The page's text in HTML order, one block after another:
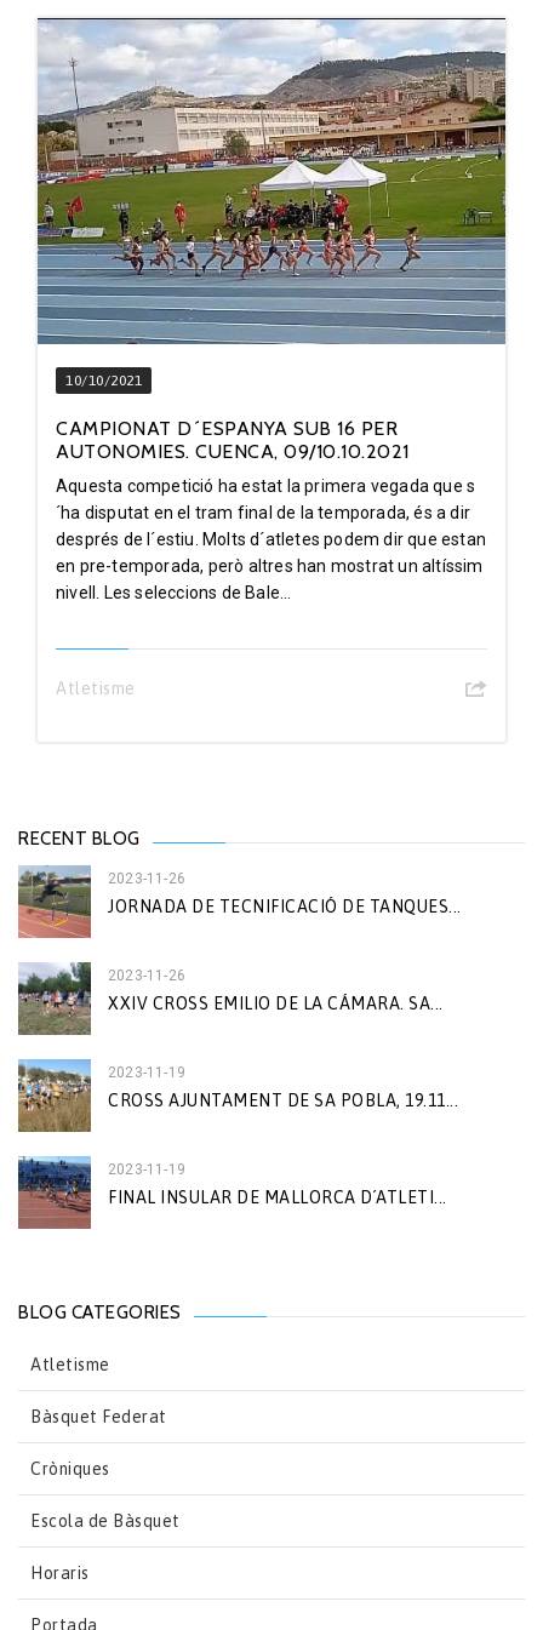
10/10/2021
CAMPIONAT D´ESPANYA SUB 16 PER
AUTONOMIES. CUENCA, 09/10.10.2021
Aquesta competició ha estat la primera vegada que s
´ha disputat en el tram final de la temporada, és a dir
després de l´estiu. Molts d´atletes podem dir que estan
en pre-temporada, però altres han mostrat un altíssim
nivell. Les seleccions de Bale...
Atletisme
RECENT BLOG
2023-11-26
JORNADA DE TECNIFICACIÓ DE TANQUES...
2023-11-26
XXIV CROSS EMILIO DE LA CÁMARA. SA...
2023-11-19
CROSS AJUNTAMENT DE SA POBLA, 19.11...
2023-11-19
FINAL INSULAR DE MALLORCA D´ATLETI...
BLOG CATEGORIES
Atletisme
Bàsquet Federat
Cròniques
Escola de Bàsquet
Horaris
Portada